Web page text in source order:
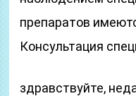
препаратов
Консультация
здравствуйте,